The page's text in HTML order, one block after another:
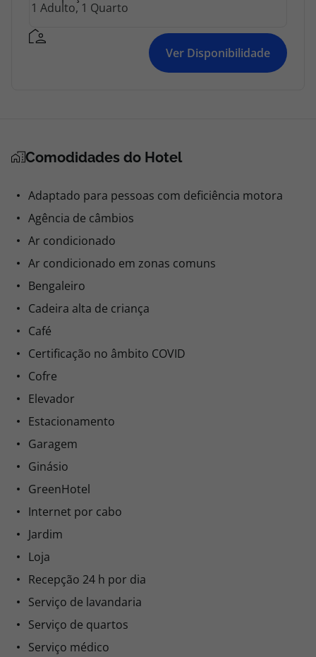
Ver Disponibilidade
Comodidades do Hotel
Adaptado para pessoas com deficiência motora
Agência de câmbios
Ar condicionado
Ar condicionado em zonas comuns
Bengaleiro
Cadeira alta de criança
Café
Certificação no âmbito COVID
Cofre
Elevador
Estacionamento
Garagem
Ginásio
GreenHotel
Internet por cabo
Jardim
Loja
Recepção 24 h por dia
Serviço de lavandaria
Serviço de quartos
Serviço médico